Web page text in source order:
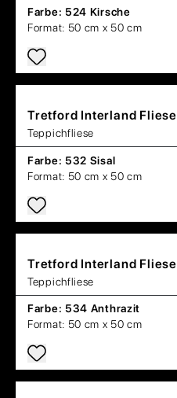
Farbe: 524 Kirsche
Format: 50 cm x 50 cm
Tretford Interland Fliese
Teppichfliese
Farbe: 532 Sisal
Format: 50 cm x 50 cm
Tretford Interland Fliese
Teppichfliese
Farbe: 534 Anthrazit
Format: 50 cm x 50 cm